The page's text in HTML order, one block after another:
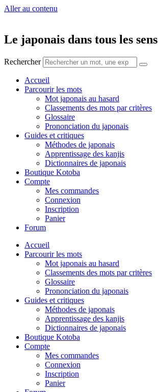
Aller au contenu
Le japonais dans tous les sens
Rechercher
Accueil
Parcourir les mots
Mot japonais au hasard
Classements des mots par critères
Glossaire
Prononciation du japonais
Guides et critiques
Méthodes de japonais
Apprentissage des kanjis
Dictionnaires de japonais
Boutique Kotoba
Compte
Mes commandes
Connexion
Inscription
Panier
Forum
Accueil
Parcourir les mots
Mot japonais au hasard
Classements des mots par critères
Glossaire
Prononciation du japonais
Guides et critiques
Méthodes de japonais
Apprentissage des kanjis
Dictionnaires de japonais
Boutique Kotoba
Compte
Mes commandes
Connexion
Inscription
Panier